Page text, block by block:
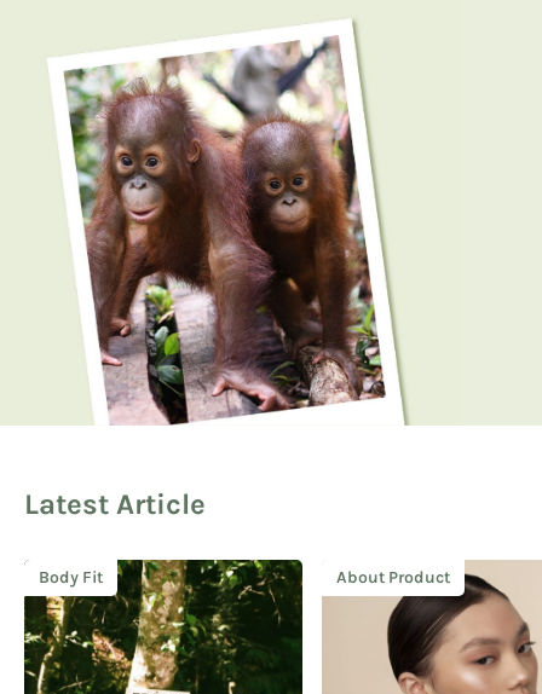
Latest Article
Body Fit About Product